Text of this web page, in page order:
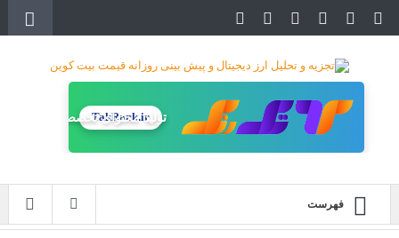
تولید محتوای تخصصی
TakRank.ir
فهرست